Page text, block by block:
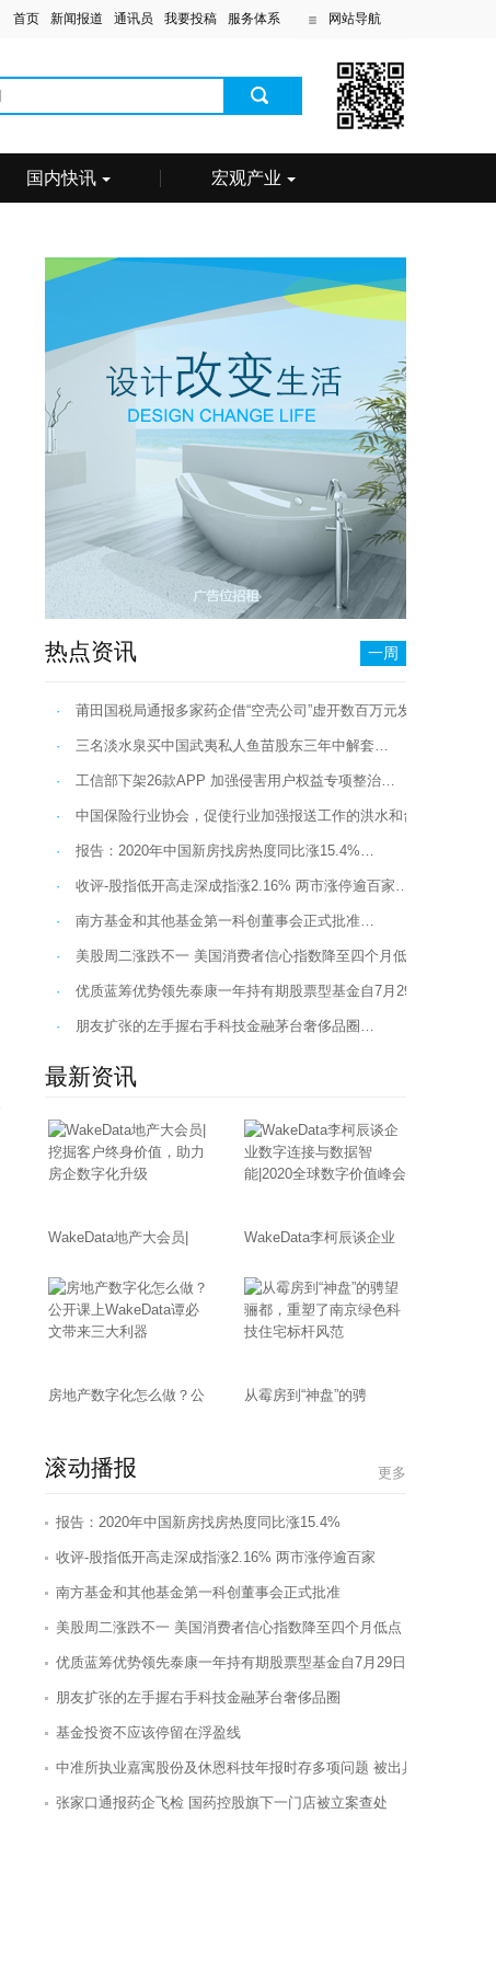
首页 新闻报道 通讯员 我要投稿 服务体系 网站导航
国内快讯 宏观产业
热点资讯 一周
· 莆田国税局通报多家药企借“空壳公司”虚开数百万元发票 涉健民…
· 三名淡水泉买中国武夷私人鱼苗股东三年中解套…
· 工信部下架26款APP 加强侵害用户权益专项整治…
· 中国保险行业协会，促使行业加强报送工作的洪水和台风季节保
· 报告：2020年中国新房找房热度同比涨15.4%…
· 收评-股指低开高走深成指涨2.16% 两市涨停逾百家…
· 南方基金和其他基金第一科创董事会正式批准…
· 美股周二涨跌不一 美国消费者信心指数降至四个月低点…
· 优质蓝筹优势领先泰康一年持有期股票型基金自7月29日发售的焦
· 朋友扩张的左手握右手科技金融茅台奢侈品圈…
最新资讯
WakeData地产大会员| WakeData李柯辰谈企业
房地产数字化怎么做？公 从霉房到“神盘”的骋
滚动播报 更多
报告：2020年中国新房找房热度同比涨15.4%
收评-股指低开高走深成指涨2.16% 两市涨停逾百家
南方基金和其他基金第一科创董事会正式批准
美股周二涨跌不一 美国消费者信心指数降至四个月低点
优质蓝筹优势领先泰康一年持有期股票型基金自7月29日发售的焦点
朋友扩张的左手握右手科技金融茅台奢侈品圈
基金投资不应该停留在浮盈线
中准所执业嘉寓股份及休恩科技年报时存多项问题 被出具警示函
张家口通报药企飞检 国药控股旗下一门店被立案查处